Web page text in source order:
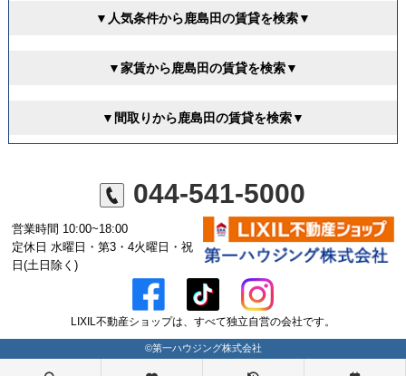
▼人気条件から鹿島田の賃貸を検索▼
▼家賃から鹿島田の賃貸を検索▼
▼間取りから鹿島田の賃貸を検索▼
044-541-5000
営業時間 10:00~18:00
定休日 水曜日・第3・4火曜日・祝
日(土日除く)
LIXIL不動産ショップは、すべて独立自営の会社です。
©第一ハウジング株式会社